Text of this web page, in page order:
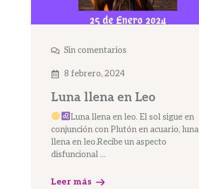
Sin comentarios
8 febrero, 2024
Luna llena en Leo
Luna llena en leo. El sol sigue en
conjunción con Plutón en acuario, luna
llena en leo.Recibe un aspecto
disfuncional …
Leer más